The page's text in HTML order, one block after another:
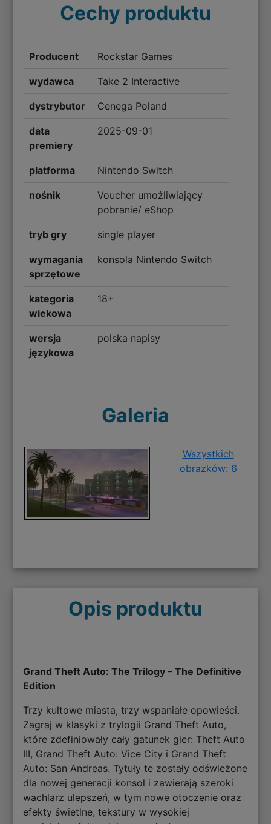
Cechy produktu
Producent Rockstar Games
wydawca Take 2 Interactive
dystrybutor Cenega Poland
data
premiery
2025-09-01
platforma Nintendo Switch
nośnik
Voucher umożliwiający
pobranie/ eShop
tryb gry single player
wymagania
sprzętowe
konsola Nintendo Switch
kategoria
wiekowa
18+
wersja
językowa
polska napisy
Galeria
Wszystkich
obrazków: 6
Opis produktu
Grand Theft Auto: The Trilogy – The Definitive
Edition
Trzy kultowe miasta, trzy wspaniałe opowieści.
Zagraj w klasyki z trylogii Grand Theft Auto,
które zdefiniowały cały gatunek gier: Theft Auto
III, Grand Theft Auto: Vice City i Grand Theft
Auto: San Andreas. Tytuły te zostały odświeżone
dla nowej generacji konsol i zawierają szeroki
wachlarz ulepszeń, w tym nowe otoczenie oraz
efekty świetlne, tekstury w wysokiej